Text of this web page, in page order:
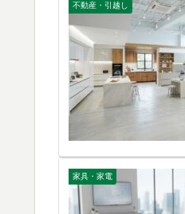
不動産・引越し
家具・家電